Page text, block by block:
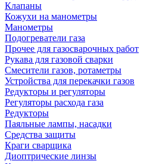
Клапаны
Кожухи на манометры
Манометры
Подогреватели газа
Прочее для газосварочных работ
Рукава для газовой сварки
Смесители газов, ротаметры
Устройства для перекачки газов
Редукторы и регуляторы
Регуляторы расхода газа
Редукторы
Паяльные лампы, насадки
Средства защиты
Краги сварщика
Диоптрические линзы